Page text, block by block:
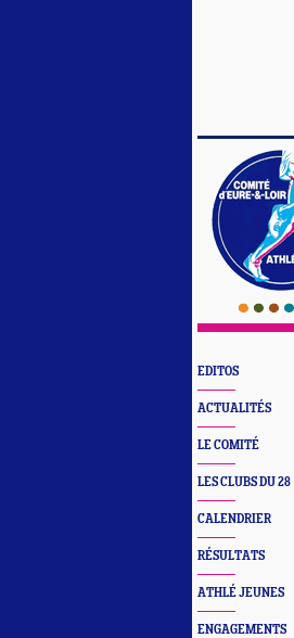
EDITOS
ACTUALITÉS
LE COMITÉ
LES CLUBS DU 28
CALENDRIER
RÉSULTATS
ATHLÉ JEUNES
ENGAGEMENTS